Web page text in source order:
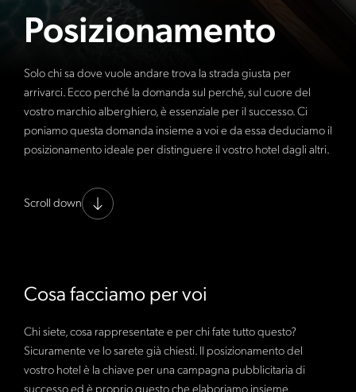
Posizionamento
Solo chi sa dove vuole andare trova la strada giusta per
arrivarci. Ecco perché la domanda sul perché, sul cuore del
vostro marchio alberghiero, è essenziale per il successo. Ci
poniamo questa domanda insieme a voi e da essa deduciamo il
posizionamento ideale per distinguere il vostro hotel dagli altri.
Scroll down
Cosa facciamo per voi
Chi siete, cosa rappresentate e per chi fate tutto questo?
Sicuramente ve lo sarete già chiesti. Il posizionamento del
vostro hotel è la chiave per una campagna pubblicitaria di